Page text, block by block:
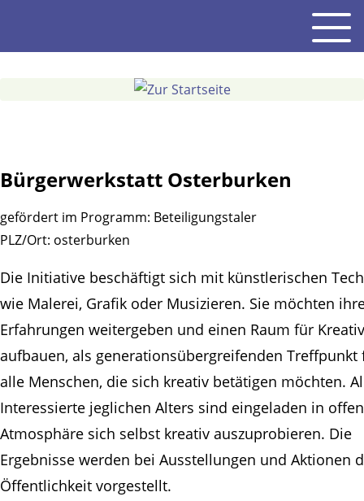
Inhalt
Bürgerwerkstatt Osterburken
gefördert im Programm: Beteiligungstaler
PLZ/Ort: osterburken
Die Initiative beschäftigt sich mit künstlerischen
wie Malerei, Grafik oder Musizieren. Sie möchten
Erfahrungen weitergeben und einen Raum für
aufbauen, als generationsübergreifenden Treffpunkt
alle Menschen, die sich kreativ betätigen möchten.
Interessierte jeglichen Alters sind eingeladen in
Atmosphäre sich selbst kreativ auszuprobieren. Die
Ergebnisse werden bei Ausstellungen und Aktionen
Öffentlichkeit vorgestellt.